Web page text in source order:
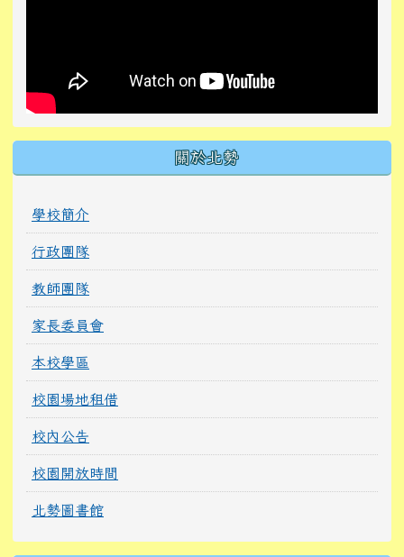
關於北勢
學校簡介
行政團隊
教師團隊
家長委員會
本校學區
校園場地租借
校內公告
校園開放時間
北勢圖書館